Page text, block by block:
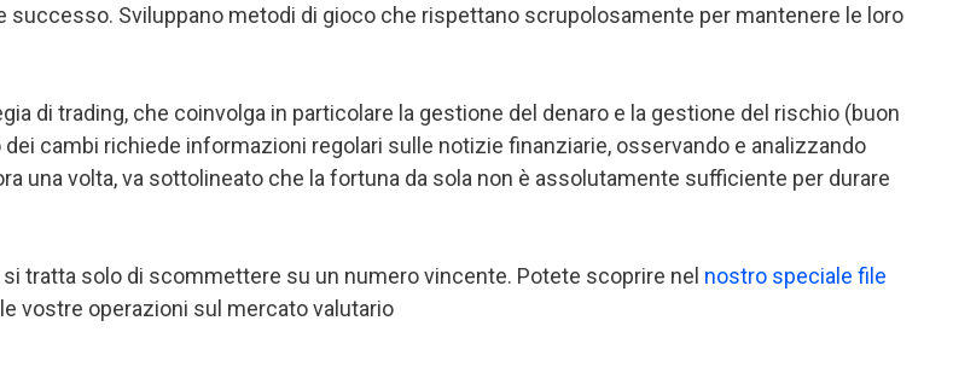
Sviluppano metodi di gioco che rispettano scrupolosamente per mantenere le loro
di trading, che coinvolga in particolare la gestione del denaro e la gestione del rischio (buon
cambi richiede informazioni regolari sulle notizie finanziarie, osservando e analizzando
una volta, va sottolineato che la fortuna da sola non è assolutamente sufficiente per durare
tratta solo di scommettere su un numero vincente. Potete scoprire nel nostro speciale file
vostre operazioni sul mercato valutario